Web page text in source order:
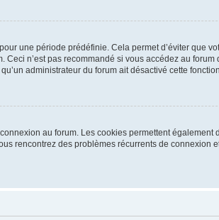
une période prédéfinie. Cela permet d’éviter que
n’est pas recommandé si vous accédez au
administrateur du forum ait désactivé cette
au forum. Les cookies permettent également
rencontrez des problèmes récurrents de connexion